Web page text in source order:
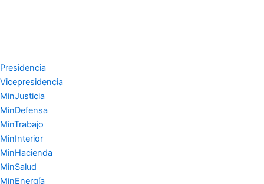
Presidencia
Vicepresidencia
MinJusticia
MinDefensa
MinTrabajo
MinInterior
MinHacienda
MinSalud
MinEnergía